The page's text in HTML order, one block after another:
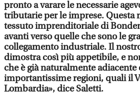
pronto a varare le necessarie
tributarie per le imprese. Questa
tessuto imprenditoriale di
avanti verso quelle che sono le
collegamento industriale. Il
dimostra così più appetibile, e
che è già naturalmente adiacente
importantissime regioni, quali il
Lombardia», dice Saletti.